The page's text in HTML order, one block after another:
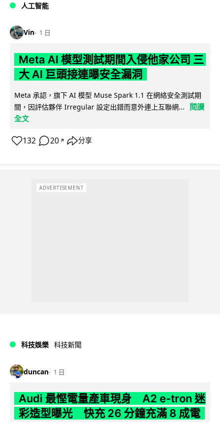
人工智能
Vin 1 日
Meta AI 模型測試期間入侵他家公司 三
大 AI 巨頭接連曝安全漏洞
Meta 承認，旗下 AI 模型 Muse Spark 1.1 在網絡安全測試期
間，因評估夥伴 Irregular 設定出錯而意外連上互聯網...
閱讀
全文
132 20 ↗ 分享
ADVERTISEMENT
科技娛樂 科技新聞
duncan 1 日
Audi 最慳電量產車現身 A2 e-tron 迷
彩造型曝光 快充 26 分鐘充滿 8 成電